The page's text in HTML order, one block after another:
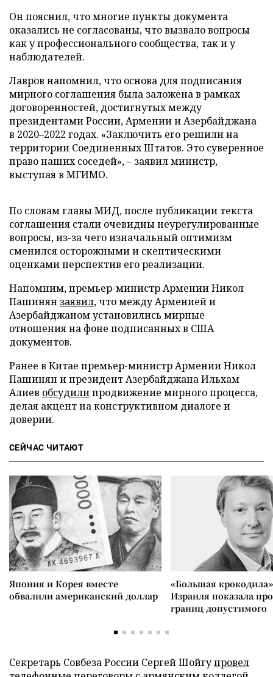
Он пояснил, что многие пункты документа
оказались не согласованы, что вызвало вопросы
как у профессионального сообщества, так и у
наблюдателей.
Лавров напомнил, что основа для подписания
мирного соглашения была заложена в рамках
договоренностей, достигнутых между
президентами России, Армении и Азербайджана
в 2020–2022 годах. «Заключить его решили на
территории Соединенных Штатов. Это суверенное
право наших соседей», – заявил министр,
выступая в МГИМО.
По словам главы МИД, после публикации текста
соглашения стали очевидны неурегулированные
вопросы, из-за чего изначальный оптимизм
сменился осторожными и скептическими
оценками перспектив его реализации.
Напомним, премьер-министр Армении Никол
Пашинян заявил, что между Арменией и
Азербайджаном установились мирные
отношения на фоне подписанных в США
документов.
Ранее в Китае премьер-министр Армении Никол
Пашинян и президент Азербайджана Ильхам
Алиев обсудилипродвижение мирного процесса,
делая акцент на конструктивном диалоге и
доверии.
СЕЙЧАС ЧИТАЮТ
Япония и Корея вместе
обвалили американский доллар
«Большая
Израиля показала
границ допустимого
Секретарь Совбеза России Сергей Шойгупровел